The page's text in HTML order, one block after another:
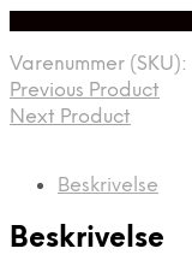
Varenummer (SKU):
Previous Product
Next Product
Beskrivelse
Beskrivelse